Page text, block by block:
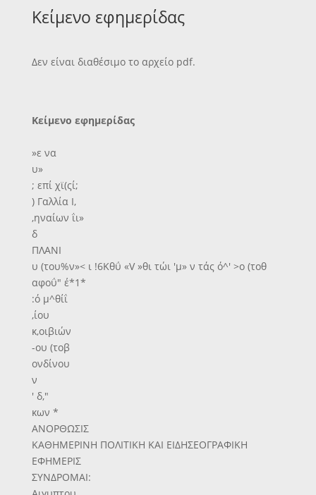
Κείμενο εφημερίδας
Δεν είναι διαθέσιμο το αρχείο pdf.
Κείμενο εφημερίδας
»ε να
υ»
; επί χϊ(ςί;
) Γαλλία Ι,
,ηναίων ΐι»
δ
ΠΛΑΝΙ
υ (του%ν»< ι !6Κθΰ «V »θι τώι 'μ» ν τάς ό^' >ο (τοθ
αφοΰ" έ*1*
:ό μ^θίΐ
,ίου
κ,οιβιών
-ου (τοβ
ονδίνου
ν
' δ,"
κων *
ΑΝΟΡΘΩΣΙΣ
ΚΑΘΗΜΕΡΙΝΗ ΠΟΛΙΤΙΚΗ ΚΑΙ ΕΙΔΗΣΕΟΓΡΑΦΙΚΗ
ΕΦΗΜΕΡΙΣ
ΣΥΝΔΡΟΜΑΙ: